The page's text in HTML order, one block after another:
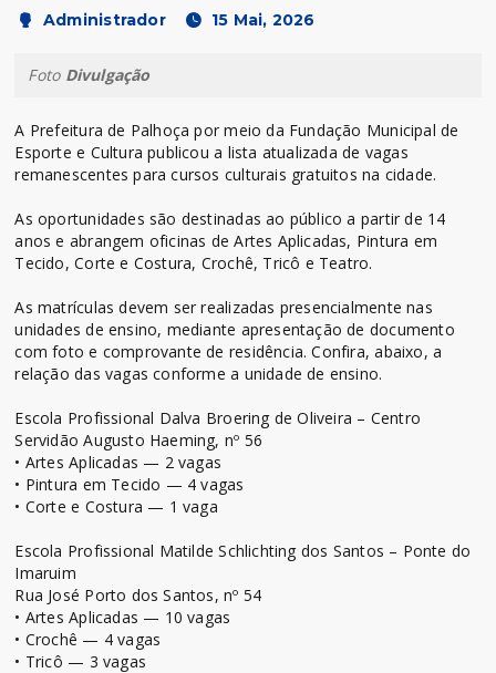
Administrador 15 Mai, 2026
Foto Divulgação
A Prefeitura de Palhoça por meio da Fundação Municipal de
Esporte e Cultura publicou a lista atualizada de vagas
remanescentes para cursos culturais gratuitos na cidade.
As oportunidades são destinadas ao público a partir de 14
anos e abrangem oficinas de Artes Aplicadas, Pintura em
Tecido, Corte e Costura, Crochê, Tricô e Teatro.
As matrículas devem ser realizadas presencialmente nas
unidades de ensino, mediante apresentação de documento
com foto e comprovante de residência. Confira, abaixo, a
relação das vagas conforme a unidade de ensino.
Escola Profissional Dalva Broering de Oliveira – Centro
Servidão Augusto Haeming, nº 56
• Artes Aplicadas — 2 vagas
• Pintura em Tecido — 4 vagas
• Corte e Costura — 1 vaga
Escola Profissional Matilde Schlichting dos Santos – Ponte do
Imaruim
Rua José Porto dos Santos, nº 54
• Artes Aplicadas — 10 vagas
• Crochê — 4 vagas
• Tricô — 3 vagas